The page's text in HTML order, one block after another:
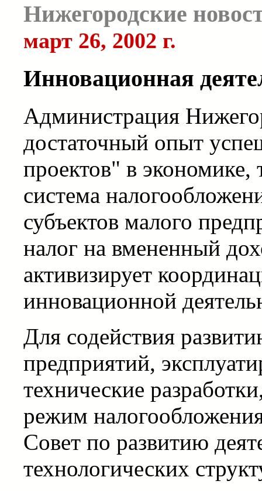
Нижегородские
март 26, 2002 г.
Инновационная
Администрация
достаточный опыт
проектов" в
система
субъектов малого
налог на вмененный
активизирует
инновационной
Для содействия
предприятий,
технические
режим
Совет по развитию
технологических